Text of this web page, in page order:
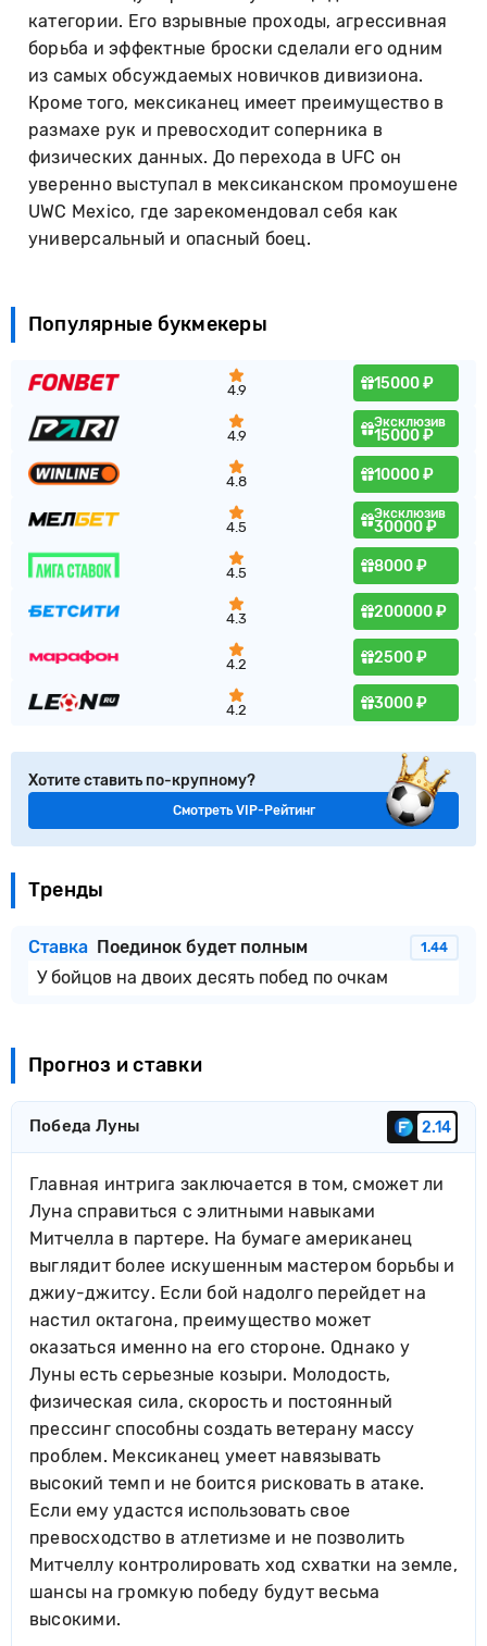
категории. Его взрывные проходы, агрессивная
борьба и эффектные броски сделали его одним
из самых обсуждаемых новичков дивизиона.
Кроме того, мексиканец имеет преимущество в
размахе рук и превосходит соперника в
физических данных. До перехода в UFC он
уверенно выступал в мексиканском промоушене
UWC Mexico, где зарекомендовал себя как
универсальный и опасный боец.
Популярные букмекеры
4.9 15000 ₽
4.9
Эксклюзив
15000 ₽
4.8 10000 ₽
4.5
Эксклюзив
30000 ₽
4.5 8000 ₽
4.3 200000 ₽
4.2 2500 ₽
4.2 3000 ₽
Хотите ставить по-крупному?
Смотреть VIP-Рейтинг
Тренды
Ставка Поединок будет полным 1.44
У бойцов на двоих десять побед по очкам
Прогноз и ставки
Победа Луны 2.14
Главная интрига заключается в том, сможет ли
Луна справиться с элитными навыками
Митчелла в партере. На бумаге американец
выглядит более искушенным мастером борьбы и
джиу-джитсу. Если бой надолго перейдет на
настил октагона, преимущество может
оказаться именно на его стороне. Однако у
Луны есть серьезные козыри. Молодость,
физическая сила, скорость и постоянный
прессинг способны создать ветерану массу
проблем. Мексиканец умеет навязывать
высокий темп и не боится рисковать в атаке.
Если ему удастся использовать свое
превосходство в атлетизме и не позволить
Митчеллу контролировать ход схватки на земле,
шансы на громкую победу будут весьма
высокими.